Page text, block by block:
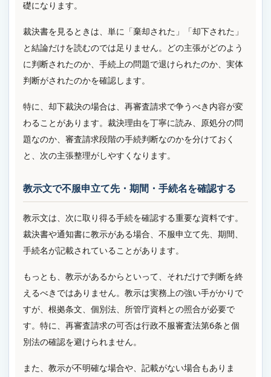
礎になります。
裁決書を見るときは、単に「棄却された」「却下された」
と結論だけを読むのでは足りません。どの主張がどのよう
に判断されたのか、手続上の問題で退けられたのか、実体
判断がされたのかを確認します。
特に、却下裁決の場合は、再審査請求で争うべき内容が変
わることがあります。裁決理由を丁寧に読み、原処分の問
題なのか、審査請求段階の手続判断なのかを分けておく
と、次の主張整理がしやすくなります。
教示文で不服申立て先・期間・手続名を確認する
教示文は、次に取り得る手続を確認する重要な資料です。
裁決書や通知書に教示がある場合、不服申立て先、期間、
手続名が記載されていることがあります。
もっとも、教示があるからといって、それだけで判断を終
えるべきではありません。教示は実務上の強い手がかりで
すが、根拠条文、個別法、所管庁資料との照合が必要で
す。特に、再審査請求の可否は行政不服審査法第6条と個
別法の確認を避けられません。
また、教示が不明確な場合や、記載がない場合もありま